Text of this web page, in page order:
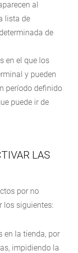
al
lista de
de
en el que los
y pueden
período definido
puede ir de
LAS
por no
los siguientes:
en la tienda, por
impidiendo la